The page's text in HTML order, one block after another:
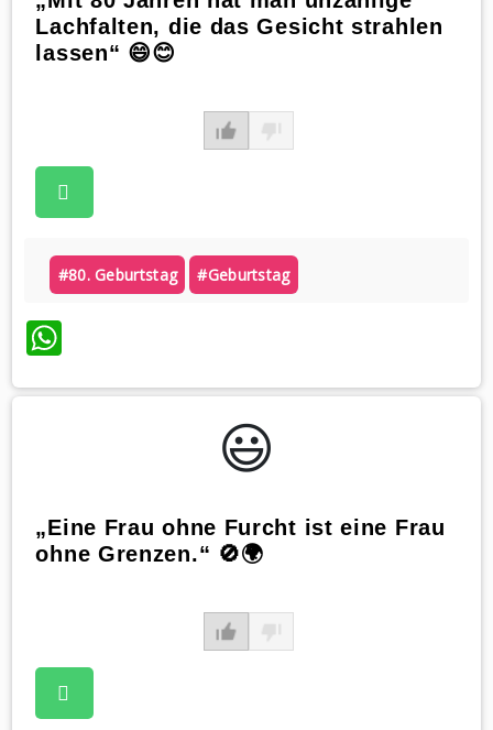
Lachfalten, die das Gesicht strahlen
lassen“ 😄😊
#80. Geburtstag #geburtstag
WhatsApp
😃️
„Eine Frau ohne Furcht ist eine Frau
ohne Grenzen.“ 🚫🌍